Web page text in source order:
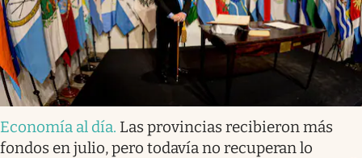
Economía al día. Las provincias recibieron más
fondos en julio, pero todavía no recuperan lo